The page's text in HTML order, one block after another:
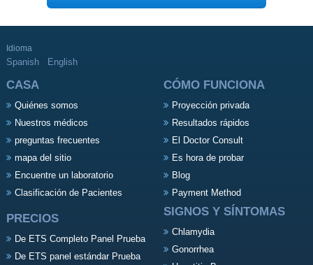
Idioma
Spanish English
CASA
Quiénes somos
Nuestros médicos
preguntas frecuentes
mapa del sitio
Encuentre un laboratorio
Clasificación de Pacientes
CÓMO FUNCIONA
Proyección privada
Resultados rápidos
El Doctor Consult
Es hora de probar
Blog
Payment Method
PRECIOS
De ETS Completo Panel Prueba
De ETS panel estándar Prueba
SIGNOS Y SÍNTOMAS
Chlamydia
Gonorrhea